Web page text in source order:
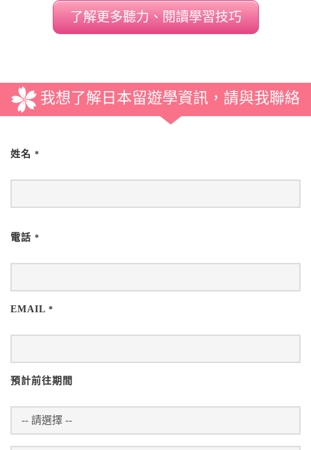
了解更多聽力、閱讀學習技巧
我想了解日本留遊學資訊，請與我聯絡
姓名 *
電話 *
EMAIL *
預計前往期間